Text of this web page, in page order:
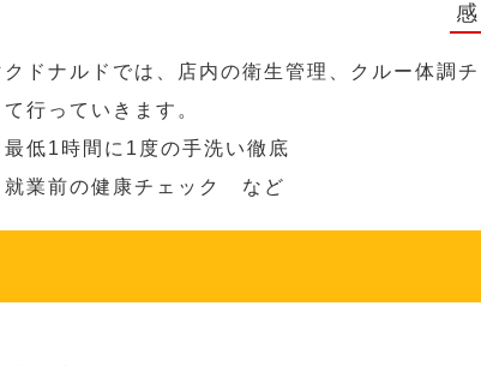
クドナルドでは、店内の衛生管理、クルー体調
て行っていきます。
最低1時間に1度の手洗い徹底
就業前の健康チェック など